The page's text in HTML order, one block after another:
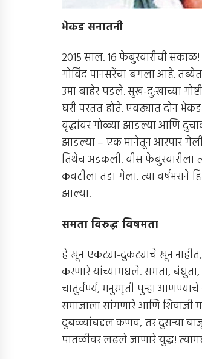
भेकड सनातनी
2015 साल. 16 फेबु्रवारीची
गोविंद पानसरेंचा बंगला आहे. तब्येत
उमा बाहेर पडले. सुख-दु:खाच्या
घरी परतत होते. एवढ्यात दोन
वृद्धांवर गोळ्या झाडल्या आणि
झाडल्या – एक मानेतून आरपार
तिथेच अडकली. वीस फेबु्रवारीला
कवटीला तडा गेला. त्या वर्षभराने
झाल्या.
समता विरुद्ध विषमता
हे खून एकट्या-दुकट्याचे खून
करणारे यांच्यामधले. समता, बंधुता,
चातुर्वर्ण्य, मनुस्मृती पुन्हा
समाजाला सांगणारे आणि शिवाजी
दुबळ्यांबद्दल कणव, तर दुसर्‍या
पातळीवर लढले जाणारे युद्ध!